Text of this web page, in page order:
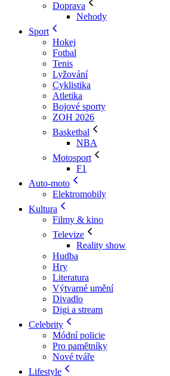
Doprava
Nehody
Sport
Hokej
Fotbal
Tenis
Lyžování
Cyklistika
Atletika
Bojové sporty
ZOH 2026
Basketbal
NBA
Motosport
F1
Auto-moto
Elektromobily
Kultura
Filmy & kino
Televize
Reality show
Hudba
Hry
Literatura
Výtvarné umění
Divadlo
Digi a stream
Celebrity
Módní policie
Pro pamětníky
Nové tváře
Lifestyle